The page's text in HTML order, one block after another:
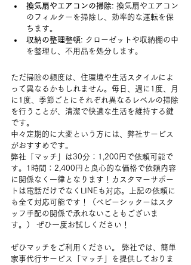
換気扇やエアコンの掃除: 換気扇やエアコン
のフィルターを掃除し、効率的な運転を保
ちます。
収納の整理整頓: クローゼットや収納棚の中
を整理し、不用品を処分します。
ただ掃除の頻度は、住環境や生活スタイルによ
って異なるかもしれません。毎日、週に1度、月
に1度、季節ごとにそれぞれ異なるレベルの掃除
を行うことが、清潔で快適な生活を維持する鍵
です。
中々定期的に大変という方には、弊社サービス
がおすすめです。
弊社「マッチ」は30分：1,200円で依頼可能で
す。1時間：2,400円と良心的な価格で依頼内容
に関係なく一律となります！カスタマーサポー
トは電話だけでなくLINEも対応。上記の依頼に
も全て対応可能です！（ベビーシッターはスタ
ッフ手配の関係で承れないこともございま
す。） ぜひ一度お試しください！
ぜひマッチをご利用ください。 弊社では、簡単
家事代行サービス「マッチ」を提供しておりま